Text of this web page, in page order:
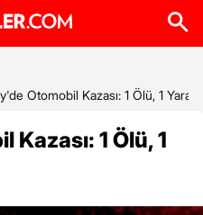
Otomobil Kazası: 1 Ölü, 1 Yaralı
1 Ölü, 1